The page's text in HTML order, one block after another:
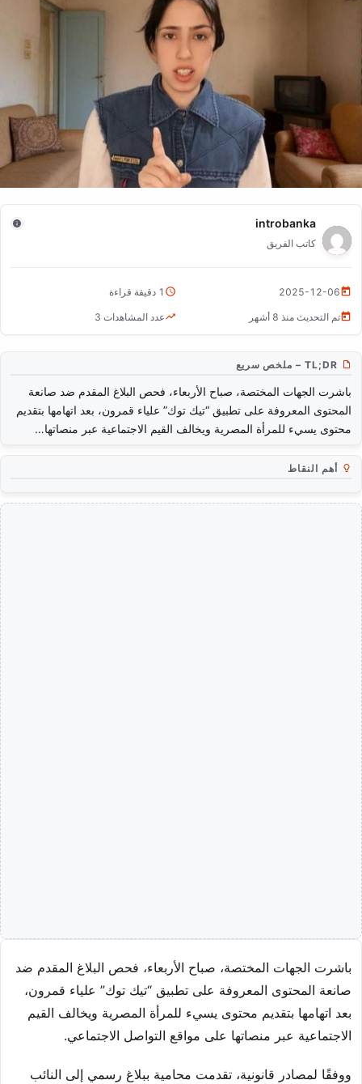
تحقيق في بلاغ يتهم علياء قمرون بالإساءة للمرأة المصرية
والقيم الاجتماعية
introbanka
كاتب الفريق
2025-12-06 1 دقيقة قراءة
تم التحديث منذ 8 أشهر عدد المشاهدات 3
TL;DR – ملخص سريع
باشرت الجهات المختصة، صباح الأربعاء، فحص البلاغ المقدم ضد صانعة
المحتوى المعروفة على تطبيق “تيك توك” علياء قمرون، بعد اتهامها بتقديم
محتوى يسيء للمرأة المصرية ويخالف القيم الاجتماعية عبر منصاتها…
أهم النقاط
باشرت الجهات المختصة، صباح الأربعاء، فحص البلاغ المقدم ضد
صانعة المحتوى المعروفة على تطبيق “تيك توك” علياء قمرون،
بعد اتهامها بتقديم محتوى يسيء للمرأة المصرية ويخالف القيم
الاجتماعية عبر منصاتها على مواقع التواصل الاجتماعي.
ووفقًا لمصادر قانونية، تقدمت محامية ببلاغ رسمي إلى النائب